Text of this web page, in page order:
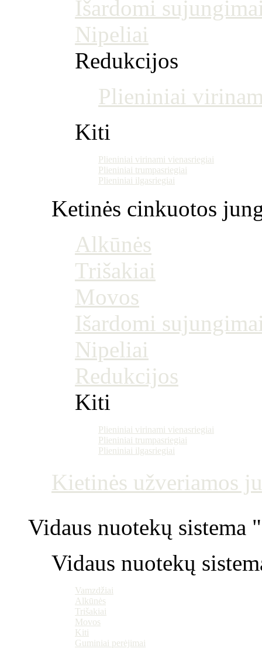
Išardomi
Nipeliai
Redukcijos
Plieniniai
Kiti
Plieniniai virinami vienasriegiai
Plieniniai trumpasriegiai
Plieniniai ilgasriegiai
Ketinės cinkuotos
Alkūnės
Trišakiai
Movos
Išardomi
Nipeliai
Redukcijos
Kiti
Plieniniai virinami vienasriegiai
Plieniniai trumpasriegiai
Plieniniai ilgasriegiai
Kietinės
Vidaus nuotekų
Vidaus nuotekų
Vamzdžiai
Alkūnės
Trišakiai
Movos
Kiti
Guminiai perėjimai